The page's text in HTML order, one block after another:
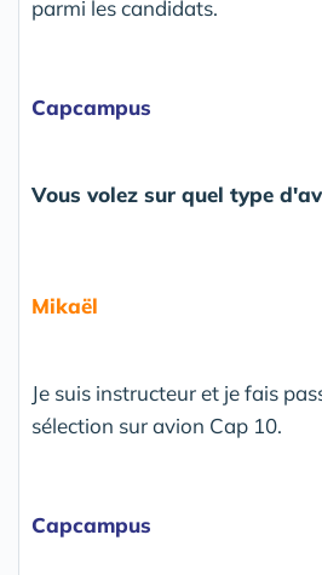
parmi les candidats.
Capcampus
Vous volez sur quel type
Mikaël
Je suis instructeur et je fais
sélection sur avion Cap 10.
Capcampus